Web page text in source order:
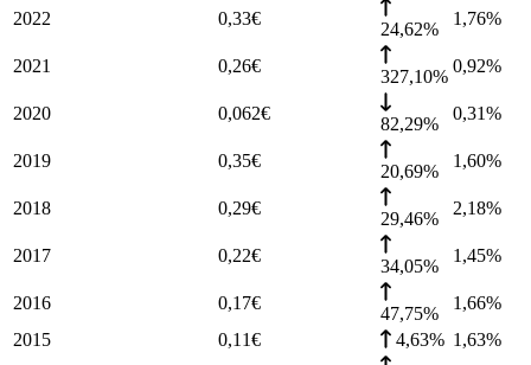
2022 0,33€
24,62%
1,76%
2021 0,26€
327,10%
0,92%
2020 0,062€
82,29%
0,31%
2019 0,35€
20,69%
1,60%
2018 0,29€
29,46%
2,18%
2017 0,22€
34,05%
1,45%
2016 0,17€
47,75%
1,66%
2015
0,11€ 4,63% 1,63%